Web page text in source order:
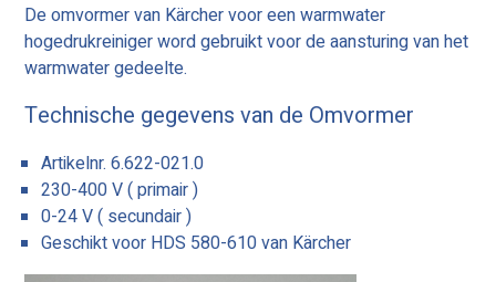
De omvormer van Kärcher voor een warmwater
hogedrukreiniger word gebruikt voor de aansturing van het
warmwater gedeelte.
Technische gegevens van de Omvormer
Artikelnr. 6.622-021.0
230-400 V ( primair )
0-24 V ( secundair )
Geschikt voor HDS 580-610 van Kärcher